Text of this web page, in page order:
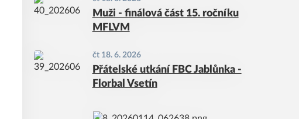
Muži - finálová část 15. ročníku
MFLVM
čt 18. 6. 2026
Přátelské utkání FBC Jablůnka -
Florbal Vsetín